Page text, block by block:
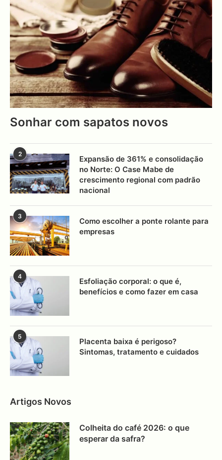
Sonhar com sapatos novos
2
Expansão de 361% e consolidação
no Norte: O Case Mabe de
crescimento regional com padrão
nacional
3
Como escolher a ponte rolante para
empresas
4
Esfoliação corporal: o que é,
benefícios e como fazer em casa
5
Placenta baixa é perigoso?
Sintomas, tratamento e cuidados
Artigos Novos
Colheita do café 2026: o que
esperar da safra?